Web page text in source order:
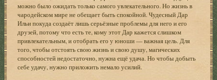
можно было ожидать только самого увлекательного. Но жизнь в
чародейском мире не обещает быть спокойной. Чудесный Дар
Ильи покуда создаёт лишь серьёзные проблемы для него и его
друзей, потому что есть те, кому этот Дар кажется слишком
привлекательным, и отобрать его у юноши — важная цель. Для
того, чтобы отстоять свою жизнь и свою душу, магических
способностей недостаточно, нужна ещё удача. Но чтобы добыть
себе удачу, нужно приложить немало усилий.